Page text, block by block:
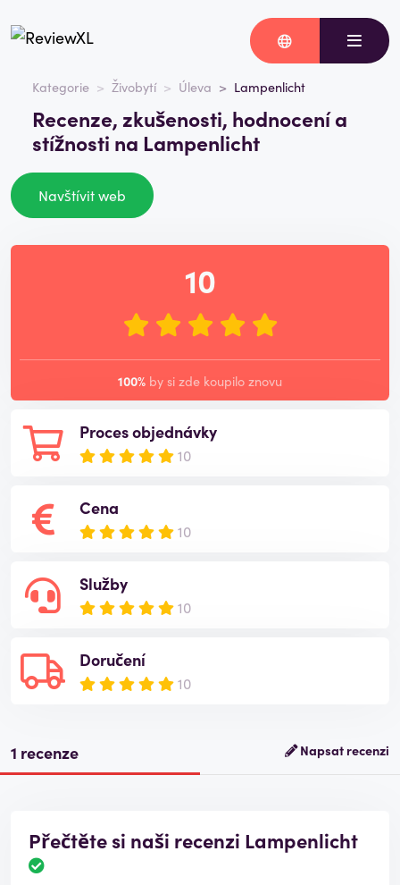
Kategorie Živobytí Úleva Lampenlicht
Recenze, zkušenosti, hodnocení a
stížnosti na Lampenlicht
Navštívit web
Proces objednávky
10
Cena
10
Služby
10
Doručení
10
10
100% by si zde koupilo znovu
1 recenze Napsat recenzi
Přečtěte si naši recenzi Lampenlicht
H